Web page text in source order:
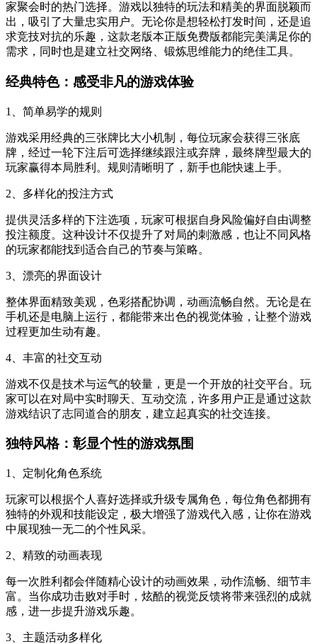
家聚会时的热门选择。游戏以独特的玩法和精美的界面脱颖而
出，吸引了大量忠实用户。无论你是想轻松打发时间，还是追
求竞技对抗的乐趣，这款老版本正版免费版都能完美满足你的
需求，同时也是建立社交网络、锻炼思维能力的绝佳工具。
经典特色：感受非凡的游戏体验
1、简单易学的规则
游戏采用经典的三张牌比大小机制，每位玩家会获得三张底
牌，经过一轮下注后可选择继续跟注或弃牌，最终牌型最大的
玩家赢得本局胜利。规则清晰明了，新手也能快速上手。
2、多样化的投注方式
提供灵活多样的下注选项，玩家可根据自身风险偏好自由调整
投注额度。这种设计不仅提升了对局的刺激感，也让不同风格
的玩家都能找到适合自己的节奏与策略。
3、漂亮的界面设计
整体界面精致美观，色彩搭配协调，动画流畅自然。无论是在
手机还是电脑上运行，都能带来出色的视觉体验，让整个游戏
过程更加生动有趣。
4、丰富的社交互动
游戏不仅是技术与运气的较量，更是一个开放的社交平台。玩
家可以在对局中实时聊天、互动交流，许多用户正是通过这款
游戏结识了志同道合的朋友，建立起真实的社交连接。
独特风格：彰显个性的游戏氛围
1、定制化角色系统
玩家可以根据个人喜好选择或升级专属角色，每位角色都拥有
独特的外观和技能设定，极大增强了游戏代入感，让你在游戏
中展现独一无二的个性风采。
2、精致的动画表现
每一次胜利都会伴随精心设计的动画效果，动作流畅、细节丰
富。当你成功击败对手时，炫酷的视觉反馈将带来强烈的成就
感，进一步提升游戏乐趣。
3、主题活动多样化